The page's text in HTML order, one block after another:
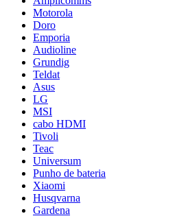
Motorola
Doro
Emporia
Audioline
Grundig
Teldat
Asus
LG
MSI
cabo HDMI
Tivoli
Teac
Universum
Punho de bateria
Xiaomi
Husqvarna
Gardena